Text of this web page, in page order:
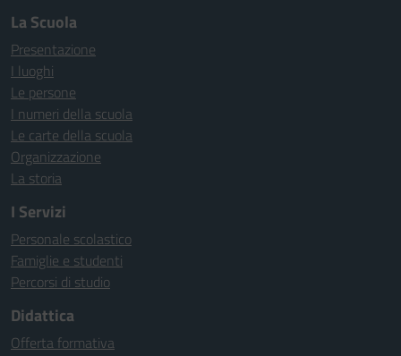
La Scuola
Presentazione
I luoghi
Le persone
I numeri della scuola
Le carte della scuola
Organizzazione
La storia
I Servizi
Personale scolastico
Famiglie e studenti
Percorsi di studio
Didattica
Offerta formativa